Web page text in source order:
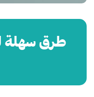
طرق سهلة